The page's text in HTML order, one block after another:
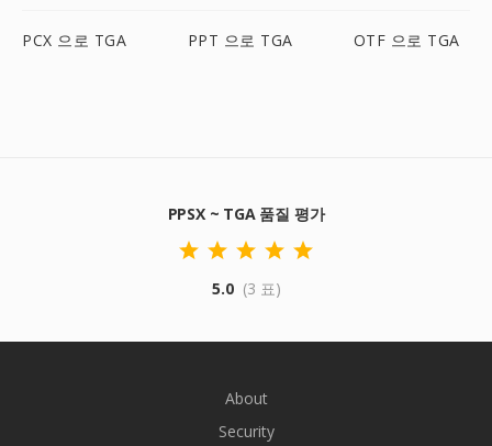
PCX 으로 TGA PPT 으로 TGA OTF 으로 TGA
PPSX ~ TGA 품질 평가
5.0 (3 표)
About
Security